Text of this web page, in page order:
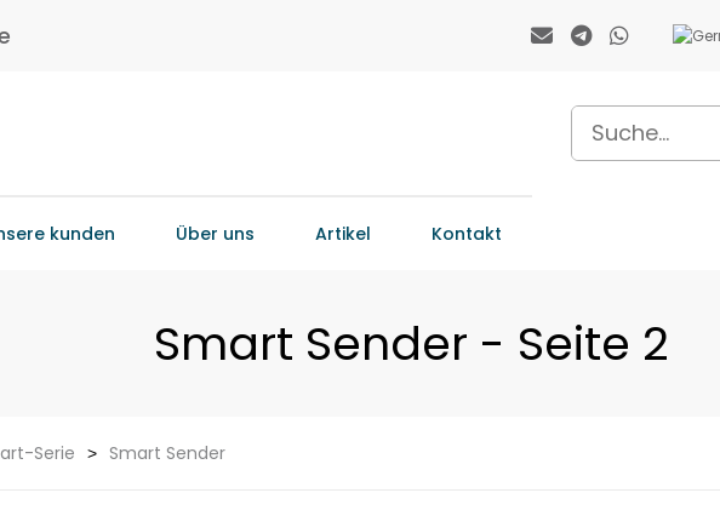
kunden Über uns Artikel Kontakt
Smart Sender - Seite 2
Serie Smart Sender